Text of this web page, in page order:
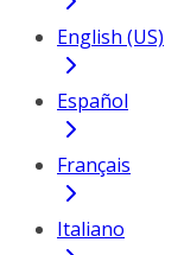
English (US)
Español
Français
Italiano